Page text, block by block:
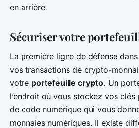
en arrière.
Sécuriser votre
La première ligne de défense
vos transactions de crypto-
votre portefeuille crypto. Un
l’endroit où vous stockez vos clés
de code numérique qui vous
monnaies numériques. Il existe